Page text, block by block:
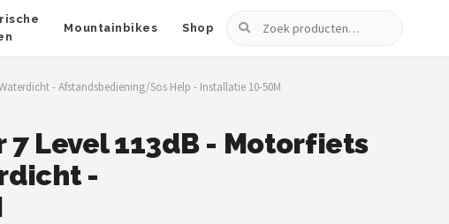
Mountainbikes Shop
Zoeken
- Afstandsbediening/Sos Help - Installatie 10-50M
Level 113dB - Motorfiets
-